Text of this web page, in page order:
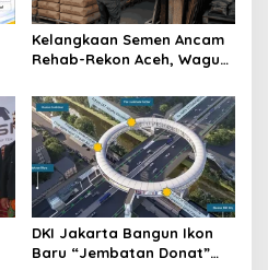
Kelangkaan Semen Ancam
Rehab-Rekon Aceh, Wagub
DKI Jakarta Bangun Ikon
Baru “Jembatan Donat”